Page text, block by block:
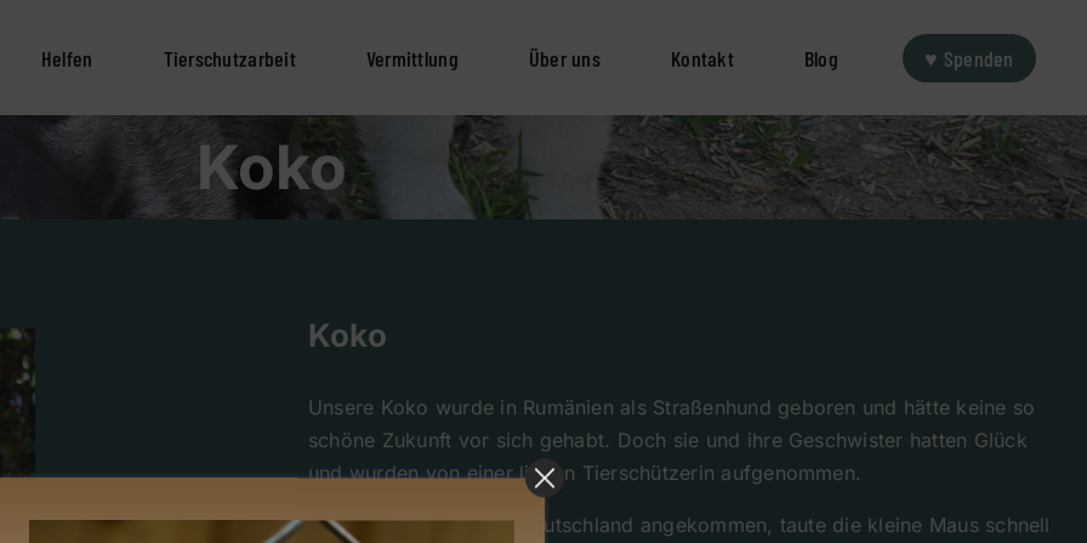
Helfen Tierschutzarbeit Vermittlung Über uns Kontakt Blog ♥ Spenden
Koko
Koko
Unsere Koko wurde in Rumänien als Straßenhund geboren und hätte keine so
schöne Zukunft vor sich gehabt. Doch sie und ihre Geschwister hatten Glück
und wurden von einer lieben Tierschützerin aufgenommen.
In ihrer Pflegestelle in Deutschland angekommen, taute die kleine Maus schnell